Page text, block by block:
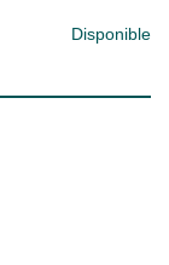
Disponible